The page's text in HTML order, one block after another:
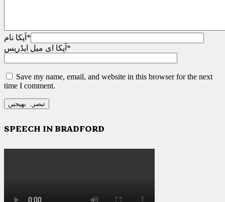
آپکا نام *
آپکا ای میل ایڈریس *
Save my name, email, and website in this browser for the next
time I comment.
SPEECH IN BRADFORD